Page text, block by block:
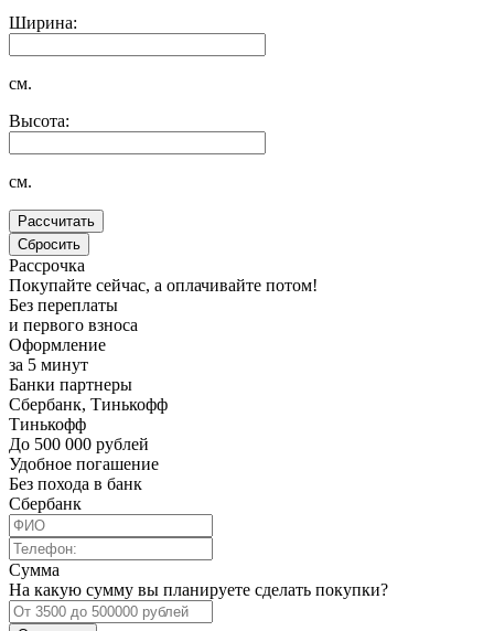
Ширина:
см.
Высота:
см.
Рассрочка
Покупайте сейчас, а оплачивайте потом!
Без переплаты
и первого взноса
Оформление
за 5 минут
Банки партнеры
Сбербанк, Тинькофф
Тинькофф
До 500 000 рублей
Удобное погашение
Без похода в банк
Сбербанк
Сумма
На какую сумму вы планируете сделать покупки?